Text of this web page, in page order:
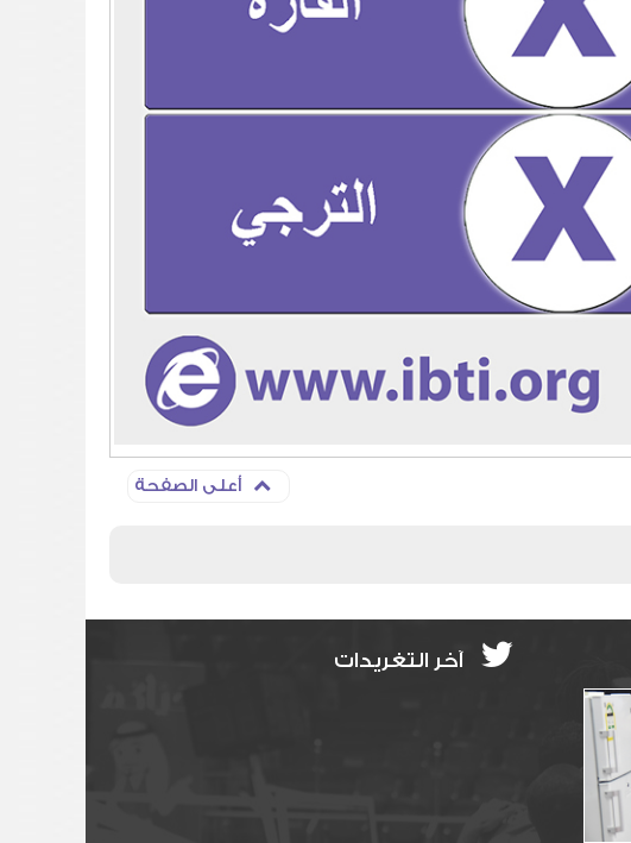
أعلى الصفحة
آخر التغريدات